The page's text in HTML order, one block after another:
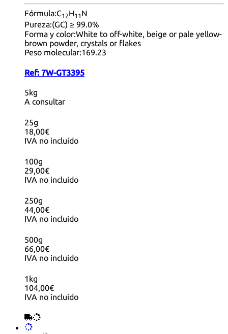
Fórmula:C12H11 N
Pureza:(GC) ≥ 99.0%
Forma y color:White to off-white, beige or pale yellow-
brown powder, crystals or flakes
Peso molecular:169.23
Ref: 7W-GT3395
5kg
A consultar
25g
18,00€
IVA no incluido
100g
29,00€
IVA no incluido
250g
44,00€
IVA no incluido
500g
66,00€
IVA no incluido
1kg
104,00€
IVA no incluido